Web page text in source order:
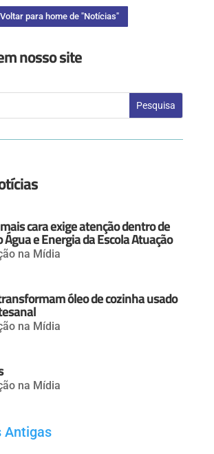
Voltar para home de "Notícias"
nosso site
cara exige atenção dentro de
Água e Energia da Escola Atuação
na Mídia
óleo de cozinha usado
na Mídia
na Mídia
Antigas